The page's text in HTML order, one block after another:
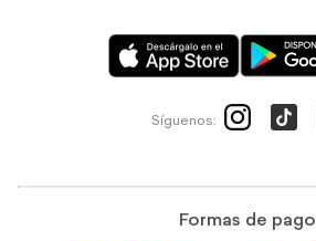
Síguenos:
Formas de pago